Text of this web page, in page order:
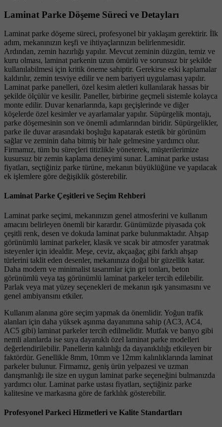
Laminat Parke Döşeme Süreci ve Detayları
Laminat parke döşeme süreci, profesyonel bir yaklaşım gerektirir. İlk
adım, mekanınızın keşfi ve ihtiyaçlarınızın belirlenmesidir.
Ardından, zemin hazırlığı yapılır. Mevcut zeminin düzgün, temiz ve
kuru olması, laminat parkenin uzun ömürlü ve sorunsuz bir şekilde
kullanılabilmesi için kritik öneme sahiptir. Gerekirse eski kaplamalar
kaldırılır, zemin tesviye edilir ve nem bariyeri uygulaması yapılır.
Laminat parke panelleri, özel kesim aletleri kullanılarak hassas bir
şekilde ölçülür ve kesilir. Paneller, birbirine geçmeli sistemle kolayca
monte edilir. Duvar kenarlarında, kapı geçişlerinde ve diğer
köşelerde özel kesimler ve ayarlamalar yapılır. Süpürgelik montajı,
parke döşemesinin son ve önemli adımlarından biridir. Süpürgelikler,
parke ile duvar arasındaki boşluğu kapatarak estetik bir görünüm
sağlar ve zeminin daha bitmiş bir hale gelmesine yardımcı olur.
Firmamız, tüm bu süreçleri titizlikle yöneterek, müşterilerimize
kusursuz bir zemin kaplama deneyimi sunar. Laminat parke ustası
fiyatları, seçtiğiniz parke türüne, mekanın büyüklüğüne ve yapılacak
ek işlemlere göre değişiklik gösterebilir.
Laminat Parke Çeşitleri ve Seçim Rehberi
Laminat parke seçimi, mekanınızın genel atmosferini ve kullanım
amacını belirleyen önemli bir karardır. Günümüzde piyasada çok
çeşitli renk, desen ve dokuda laminat parke bulunmaktadır. Ahşap
görünümlü laminat parkeler, klasik ve sıcak bir atmosfer yaratmak
isteyenler için idealdir. Meşe, ceviz, akçaağaç gibi farklı ahşap
türlerini taklit eden desenler, mekanınıza doğal bir güzellik katar.
Daha modern ve minimalist tasarımlar için gri tonları, beton
görünümlü veya taş görünümlü laminat parkeler tercih edilebilir.
Parlak veya mat yüzey seçenekleri de mekanın ışık yansımasını ve
genel ambiyansını etkiler.
Kullanım alanına göre seçim yapmak da önemlidir. Yoğun trafik
alanları için daha yüksek aşınma dayanımına sahip (AC3, AC4,
AC5 gibi) laminat parkeler tercih edilmelidir. Mutfak ve banyo gibi
nemli alanlarda ise suya dayanıklı özel laminat parke modelleri
değerlendirilebilir. Panellerin kalınlığı da dayanıklılığı etkileyen bir
faktördür. Genellikle 8mm, 10mm ve 12mm kalınlıklarında laminat
parkeler bulunur. Firmamız, geniş ürün yelpazesi ve uzman
danışmanlığı ile size en uygun laminat parke seçeneğini bulmanızda
yardımcı olur. Laminat parke ustası fiyatları, seçtiğiniz parke
kalitesine ve markasına göre de farklılık gösterebilir.
Profesyonel Parkeci Hizmetleri ve Kalite Standartları